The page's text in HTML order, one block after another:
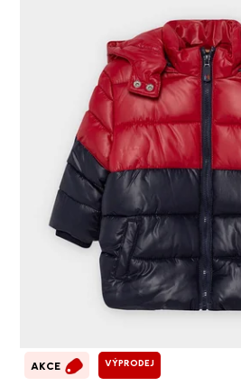
AKCE VÝPRODEJ